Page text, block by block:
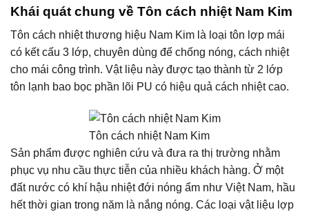
Khái quát chung về Tôn cách nhiệt Nam Kim
Tôn cách nhiệt thương hiệu Nam Kim là loại tôn lợp mái
có kết cấu 3 lớp, chuyên dùng để chống nóng, cách nhiệt
cho mái công trình. Vật liệu này được tạo thành từ 2 lớp
tôn lạnh bao bọc phần lõi PU có hiệu quả cách nhiệt cao.
Tôn cách nhiệt Nam Kim
Sản phẩm được nghiên cứu và đưa ra thị trường nhằm
phục vụ nhu cầu thực tiễn của nhiều khách hàng. Ở một
đất nước có khí hậu nhiệt đới nóng ẩm như Việt Nam, hầu
hết thời gian trong năm là nắng nóng. Các loại vật liệu lợp